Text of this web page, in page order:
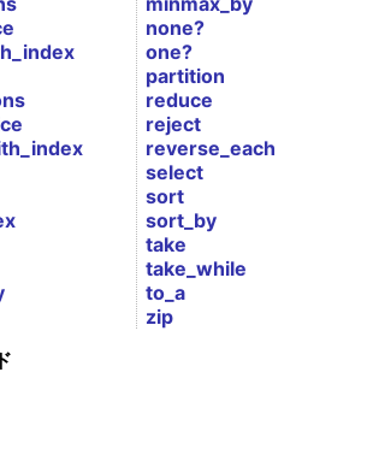
none?
one?
partition
reduce
reject
reverse_each
select
sort
sort_by
take
take_while
to_a
zip